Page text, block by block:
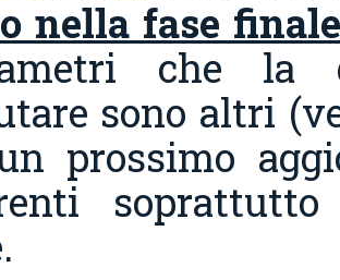
nella fase finale
che la
sono altri
prossimo
soprattutto